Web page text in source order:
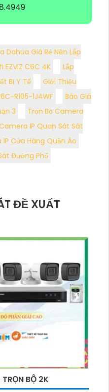
Dahua Giá Rẻ Nên Lắp
C6C 4K
Lắp
Bị Y Tế
Giới Thiệu
R105-1J4WF
Báo Giá
3
Trọn Bộ Camera
IP Quan Sát Sát
IP Cửa Hàng Quần Áo
Đường Phố
ĐỀ XUẤT
BỘ 2K